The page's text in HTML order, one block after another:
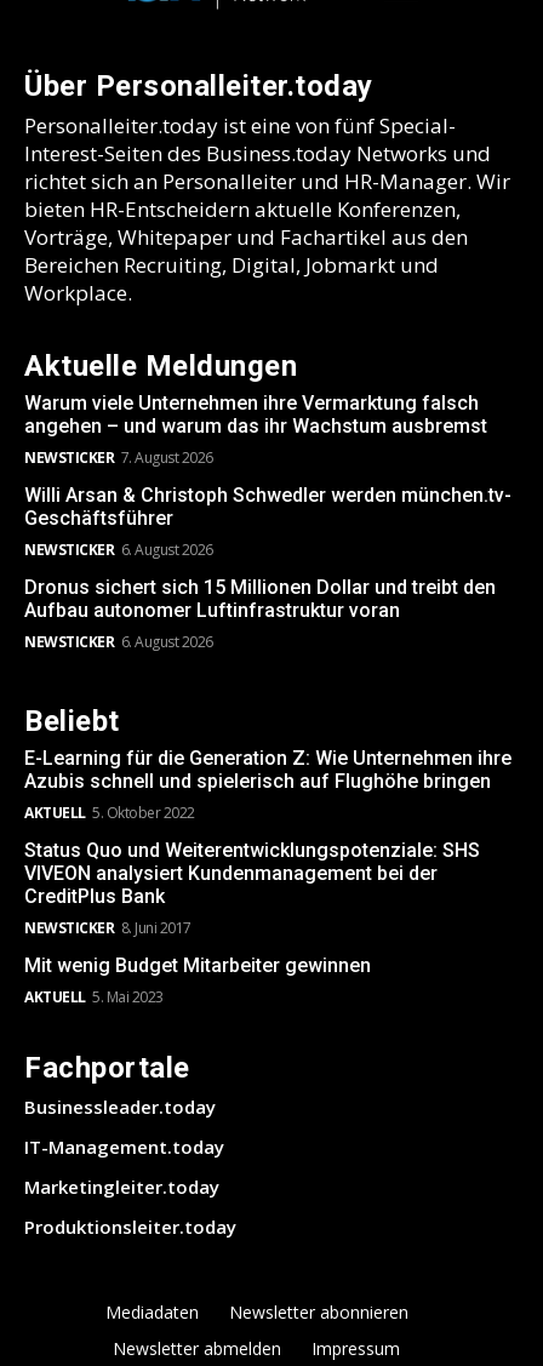
Über Personalleiter.today
Personalleiter.today ist eine von fünf Special-
Interest-Seiten des Business.today Networks und
richtet sich an Personalleiter und HR-Manager. Wir
bieten HR-Entscheidern aktuelle Konferenzen,
Vorträge, Whitepaper und Fachartikel aus den
Bereichen Recruiting, Digital, Jobmarkt und
Workplace.
Aktuelle Meldungen
Warum viele Unternehmen ihre Vermarktung falsch
angehen – und warum das ihr Wachstum ausbremst
NEWSTICKER 7. August 2026
Willi Arsan & Christoph Schwedler werden münchen.tv-
Geschäftsführer
NEWSTICKER 6. August 2026
Dronus sichert sich 15 Millionen Dollar und treibt den
Aufbau autonomer Luftinfrastruktur voran
NEWSTICKER 6. August 2026
Beliebt
E-Learning für die Generation Z: Wie Unternehmen ihre
Azubis schnell und spielerisch auf Flughöhe bringen
AKTUELL 5. Oktober 2022
Status Quo und Weiterentwicklungspotenziale: SHS
VIVEON analysiert Kundenmanagement bei der
CreditPlus Bank
NEWSTICKER 8. Juni 2017
Mit wenig Budget Mitarbeiter gewinnen
AKTUELL 5. Mai 2023
Fachportale
Businessleader.today
IT-Management.today
Marketingleiter.today
Produktionsleiter.today
Mediadaten
Newsletter abonnieren
Newsletter abmelden
Impressum